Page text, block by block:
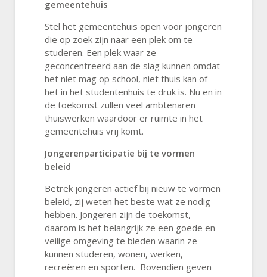
gemeentehuis
Stel het gemeentehuis open voor jongeren
die op zoek zijn naar een plek om te
studeren. Een plek waar ze
geconcentreerd aan de slag kunnen omdat
het niet mag op school, niet thuis kan of
het in het studentenhuis te druk is. Nu en in
de toekomst zullen veel ambtenaren
thuiswerken waardoor er ruimte in het
gemeentehuis vrij komt.
Jongerenparticipatie bij te vormen
beleid
Betrek jongeren actief bij nieuw te vormen
beleid, zij weten het beste wat ze nodig
hebben. Jongeren zijn de toekomst,
daarom is het belangrijk ze een goede en
veilige omgeving te bieden waarin ze
kunnen studeren, wonen, werken,
recreëren en sporten. Bovendien geven